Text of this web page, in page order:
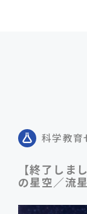
科学教育
【終了しま
の星空／流